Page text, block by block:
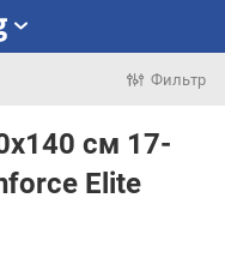
Фильтр
см 17-
Elite